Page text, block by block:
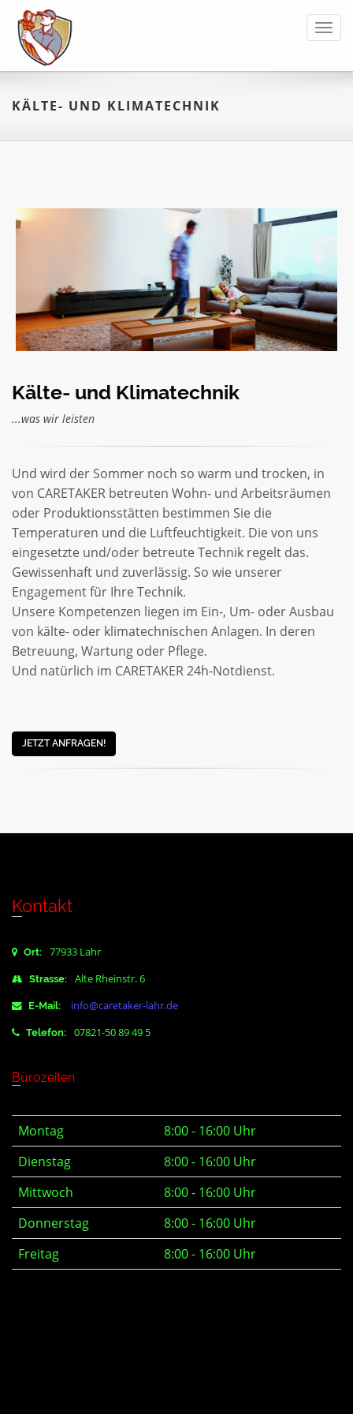
KÄLTE- UND KLIMATECHNIK
Kälte- und Klimatechnik
...was wir leisten
Und wird der Sommer noch so warm und trocken, in
von CARETAKER betreuten Wohn- und Arbeitsräumen
oder Produktionsstätten bestimmen Sie die
Temperaturen und die Luftfeuchtigkeit. Die von uns
eingesetzte und/oder betreute Technik regelt das.
Gewissenhaft und zuverlässig. So wie unserer
Engagement für Ihre Technik.
Unsere Kompetenzen liegen im Ein-, Um- oder Ausbau
von kälte- oder klimatechnischen Anlagen. In deren
Betreuung, Wartung oder Pflege.
Und natürlich im CARETAKER 24h-Notdienst.
JETZT ANFRAGEN!
Kontakt
Ort: 77933 Lahr
Strasse: Alte Rheinstr. 6
E-Mail: info@caretaker-lahr.de
Telefon: 07821-50 89 49 5
Bürozeiten
Montag
8:00 - 16:00 Uhr
Dienstag
8:00 - 16:00 Uhr
Mittwoch
8:00 - 16:00 Uhr
Donnerstag
8:00 - 16:00 Uhr
Freitag
8:00 - 16:00 Uhr